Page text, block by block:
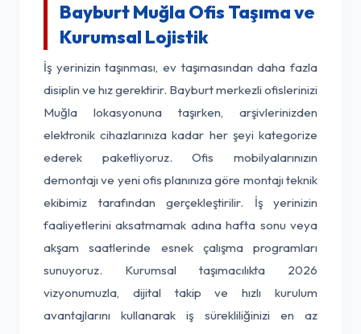
Bayburt Muğla Ofis Taşıma ve
Kurumsal Lojistik
İş yerinizin taşınması, ev taşımasından daha fazla
disiplin ve hız gerektirir. Bayburt merkezli ofislerinizi
Muğla lokasyonuna taşırken, arşivlerinizden
elektronik cihazlarınıza kadar her şeyi kategorize
ederek paketliyoruz. Ofis mobilyalarınızın
demontajı ve yeni ofis planınıza göre montajı teknik
ekibimiz tarafından gerçekleştirilir. İş yerinizin
faaliyetlerini aksatmamak adına hafta sonu veya
akşam saatlerinde esnek çalışma programları
sunuyoruz. Kurumsal taşımacılıkta 2026
vizyonumuzla, dijital takip ve hızlı kurulum
avantajlarını kullanarak iş sürekliliğinizi en az